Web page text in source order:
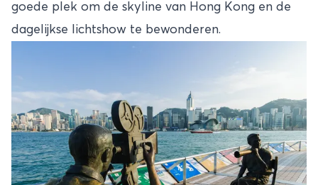
goede plek om de skyline van Hong Kong en de
dagelijkse lichtshow te bewonderen.